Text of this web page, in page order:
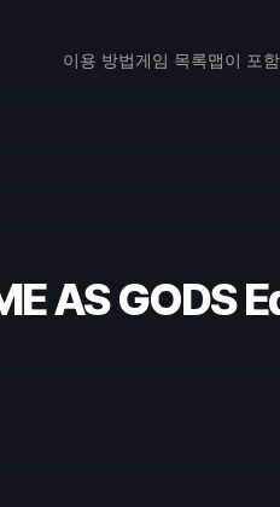
이용 방법게임 목록맵이 포
AS GODS